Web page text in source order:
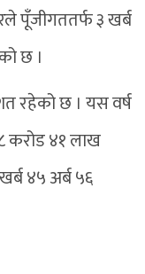
पूँजीगततर्फ ३ खर्ब
छ ।
रहेको छ । यस वर्ष
करोड ४१ लाख
४५ अर्ब ५६